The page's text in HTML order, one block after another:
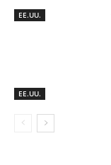
EE.UU.
EE.UU.